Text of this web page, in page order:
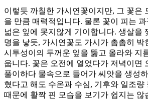
이렇듯 까칠한 가시연꽃이지만, 그 꽃은
을 만큼 매력적입니다. 물론 꽃이 피는
넓은 잎에 못지않게 기이합니다. 생살을
명을 낳듯, 가시연꽃도 가시가 촘촘히 박
시투성이의 두꺼운 잎을 뚫고 올라와 지
웁니다. 꽃은 오전에 열었다가 저녁이면
풀이하다 물속으로 들어가 씨앗을 생성
혔다고 해도 수온과 수심, 기후와 일조량
때문에 활짝 핀 모습을 보기가 쉽지는 않